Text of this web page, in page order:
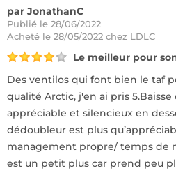
par JonathanC
Publié le 28/06/2022
Acheté le 28/05/2022 chez LDLC
Le meilleur pour
Des ventilos qui font bien le taf
qualité Arctic, j'en ai pris
appréciable et silencieux en
dédoubleur est plus
management propre/ temps de
est un petit plus car prend peu